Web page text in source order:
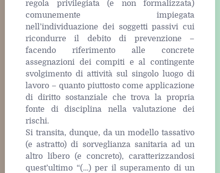
regola privilegiata (e non formalizzata)
comunemente impiegata
nell’individuazione dei soggetti passivi cui
ricondurre il debito di prevenzione –
facendo riferimento alle concrete
assegnazioni dei compiti e al contingente
svolgimento di attività sul singolo luogo di
lavoro – quanto piuttosto come applicazione
di diritto sostanziale che trova la propria
fonte di disciplina nella valutazione dei
rischi.
Si transita, dunque, da un modello tassativo
(e astratto) di sorveglianza sanitaria ad un
altro libero (e concreto), caratterizzandosi
quest’ultimo “(…) per il superamento di un